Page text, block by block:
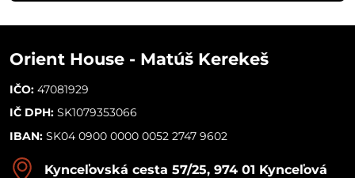
Orient House - Matúš Kerekeš
IČO: 47081929
IČ DPH: SK1079353066
IBAN: SK04 0900 0000 0052 2747 9602
Kynceľovská cesta 57/25, 974 01 Kynceľová